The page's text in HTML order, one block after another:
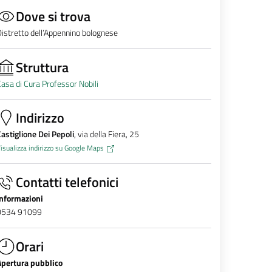
Dove si trova
dell’Appennino bolognese
Struttura
di Cura Professor Nobili
Indirizzo
Dei Pepoli, via della Fiera, 25
indirizzo su Google Maps
Contatti telefonici
91099
Orari
pubblico